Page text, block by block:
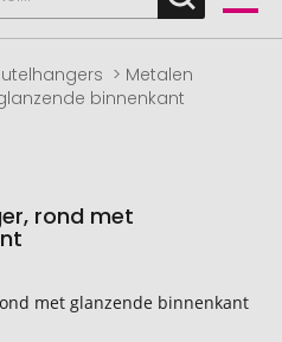
Metalen
binnenkant
rond met